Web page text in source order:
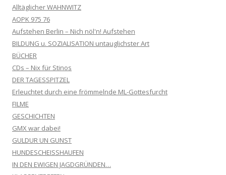
Alltäglicher WAHNWITZ
AOPK 975 76
Aufstehen Berlin – Nich nöl'n! Aufstehen
BILDUNG u. SOZIALISATION untauglichster Art
BÜCHER
CDs – Nix für Stinos
DER TAGESSPITZEL
Erleuchtet durch eine frömmelnde ML-Gottesfurcht
FILME
GESCHICHTEN
GMX war dabei!
GULDUR UN GUNST
HUNDESCHEISSHAUFEN
IN DEN EWIGEN JAGDGRÜNDEN…